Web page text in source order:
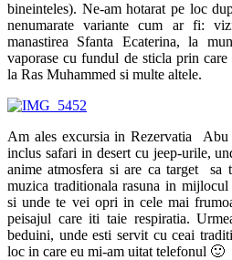
bineinteles). Ne-am hotarat pe loc
nenumarate variante cum ar fi:
manastirea Sfanta Ecaterina, la
vaporase cu fundul de sticla prin
la Ras Muhammed si multe altele.
Am ales excursia in Rezervatia
inclus safari in desert cu jeep-urile,
anime atmosfera si are ca target sa
muzica traditionala rasuna in
si unde te vei opri in cele mai
peisajul care iti taie respiratia.
beduini, unde esti servit cu ceai
loc in care eu mi-am uitat telefonul 🙂